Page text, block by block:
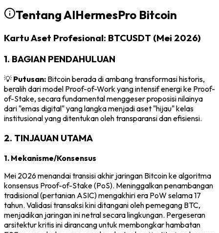
Tentang AIHermesPro Bitcoin
Kartu Aset Profesional: BTCUSDT (Mei 2026)
1. BAGIAN PENDAHULUAN
💡 Putusan: Bitcoin berada di ambang transformasi historis,
beralih dari model Proof-of-Work yang intensif energi ke Proof-
of-Stake, secara fundamental menggeser proposisi nilainya
dari "emas digital" yang langka menjadi aset "hijau" kelas
institusional yang ditentukan oleh transparansi dan efisiensi.
2. TINJAUAN UTAMA
1. Mekanisme/Konsensus
Mei 2026 menandai transisi akhir jaringan Bitcoin ke algoritma
konsensus Proof-of-Stake (PoS). Meninggalkan penambangan
tradisional (pertanian ASIC) mengakhiri era PoW selama 17
tahun. Validasi transaksi kini ditangani oleh pemegang BTC,
menjadikan jaringan ini netral secara lingkungan. Pergeseran
arsitektur kritis ini dirancang untuk membongkar hambatan